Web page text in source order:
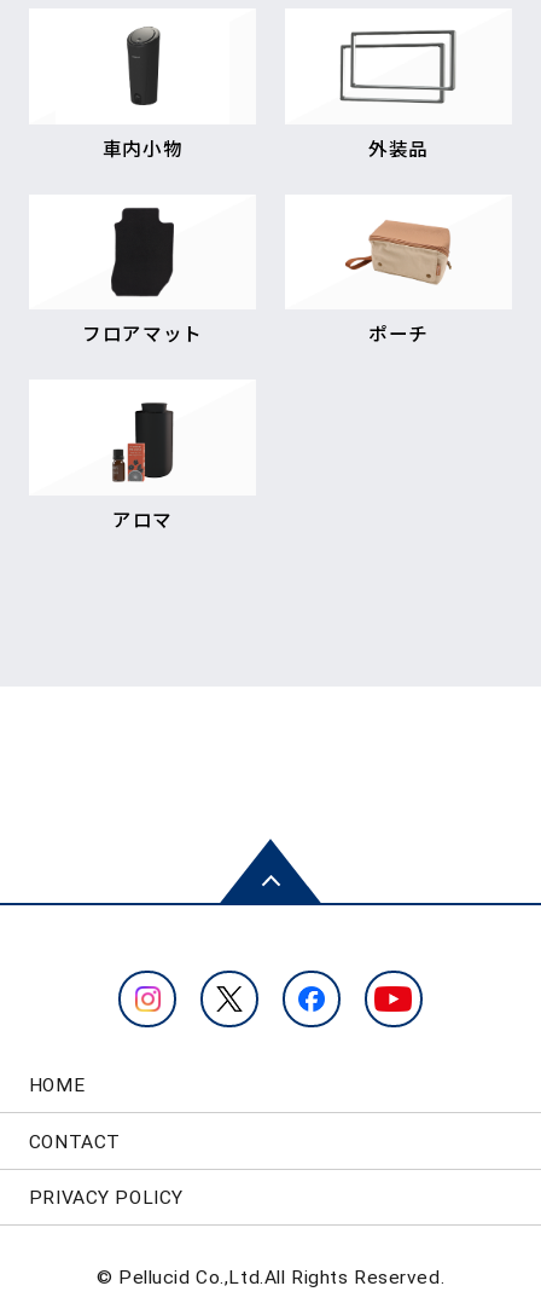
車内小物 外装品
フロアマット ポーチ
アロマ
HOME
CONTACT
PRIVACY POLICY
© Pellucid Co.,Ltd.All Rights Reserved.